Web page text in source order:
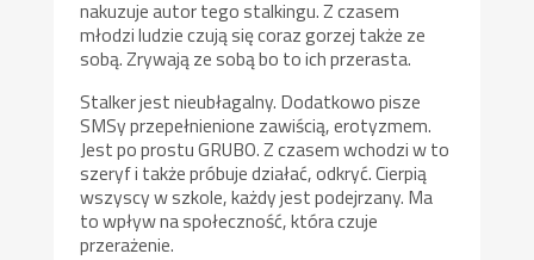
nakuzuje autor tego stalkingu. Z czasem
młodzi ludzie czują się coraz gorzej także ze
sobą. Zrywają ze sobą bo to ich przerasta.
Stalker jest nieubłagalny. Dodatkowo pisze
SMSy przepełnienione zawiścią, erotyzmem.
Jest po prostu GRUBO. Z czasem wchodzi w to
szeryf i także próbuje działać, odkryć. Cierpią
wszyscy w szkole, każdy jest podejrzany. Ma
to wpływ na społeczność, która czuje
przerażenie.